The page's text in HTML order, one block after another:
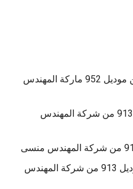
اسعار ماكينة تعبئة وتغليف البن موديل 952 ماركة المهندس
مكائن تغليف m2pack موديل 913 من شركة المهندس
معرفة أسعار مكن التغليف موديل 913 من شركة المهندس